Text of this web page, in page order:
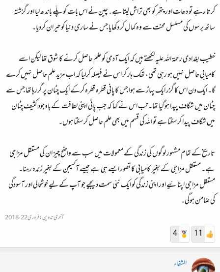
کرتا رہے تو دھات اور پتھر کو بھی تراش لیتا ہے۔چین نے اس بات کو پلّے باندھ لیا اور گزشتہ
ساٹھ برسوں کی مسلسل محنت سے وہ کمال کر دکھایا جس نے ساری دنیا کو حیران کردیا۔
خطیب بغدادی رحمۃ اللہ علیہ لکھتے ہیں کہ ایک آدمی کو علم حاصل کرنے کا شوق تھا لیکن اسے
کامیابی حاصل نہیں ہو رہی تھی، تھک ہار کر اس نے فیصلہ کرلیا کہ اب مزید علم حاصل نہیں کرے
گا۔ ایک دن اس کا گزر ایک پہاڑ سے ہوا جس کا پانی قطرہ قطرہ کرکے ایک چٹان پر گررہا تھا جس سے
چٹان میں شگاف پیدا ہوگیا تھا۔ تب اس نے کہا کہ جب پانی اپنی لطافت کے باوجود کثیف چٹان
میں شگاف پیدا کرسکتا ہے تو اللہ کی قسم میں بھی علم حاصل کرسکتا ہوں۔
تاریخ کے تمام مشہور لوگوں کی زندگی کے معمولات میں سب سے واضح چیز ان کی مستقل مزاجی
ہے۔ مستقل مزاجی کے بغیر کامیابی کا تصور ایسے ہی ہے جیسے آکسیجن کے بغیر زندہ رہنا۔
مستقل مزاجی اپنائیے اور اپنی زندگی کو ایک نئی سمت دیجیے جو آپ کے لیے خوشحالی اور آسودگی
کی ضامن ہوگی۔
آخری تدوین:فروری 22، 2018
11
4
الشفاء